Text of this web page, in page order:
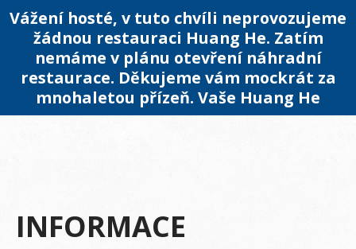
Vážení hosté, v tuto chvíli neprovozujeme
žádnou restauraci Huang He. Zatím
nemáme v plánu otevření náhradní
restaurace. Děkujeme vám mockrát za
mnohaletou přízeň. Vaše Huang He
INFORMACE